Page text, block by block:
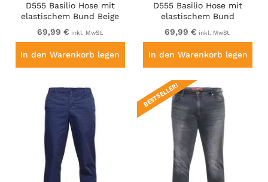
D555 Basilio Hose mit
elastischem Bund Beige
69,99 € inkl. MwSt.
In den Warenkorb legen
D555 Basilio Hose mit
elastischem Bund
Schwarz
69,99 € inkl. MwSt.
In den Warenkorb legen
BESTSELLER!